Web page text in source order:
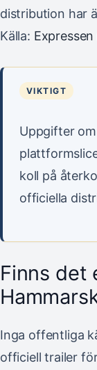
distribution har
Källa:
VIKTIGT
Uppgifter
koll på
officiella
Finns det
Inga offentliga
officiell trailer